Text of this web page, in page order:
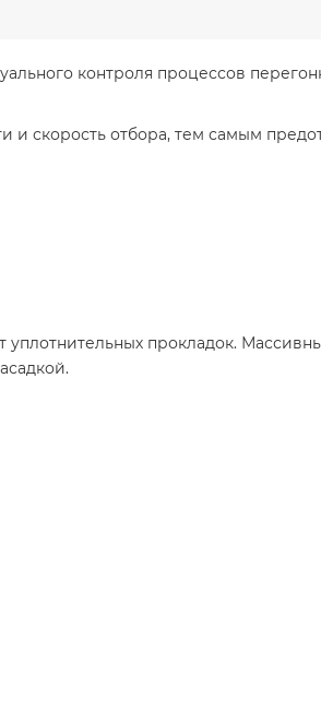
контроля процессов
скорость отбора, тем самым
прокладок.